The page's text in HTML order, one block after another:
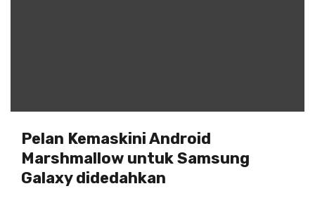
Pelan Kemaskini Android
Marshmallow untuk Samsung
Galaxy didedahkan